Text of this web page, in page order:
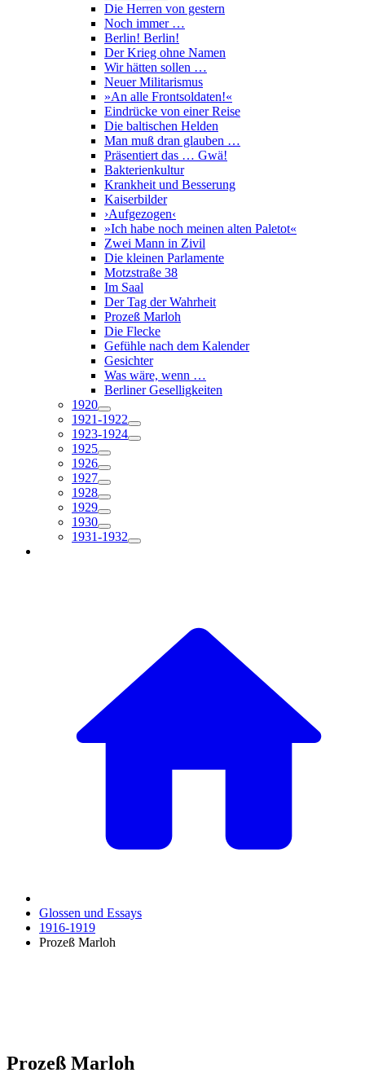
Die Herren von gestern
Noch immer …
Berlin! Berlin!
Der Krieg ohne Namen
Wir hätten sollen …
Neuer Militarismus
»An alle Frontsoldaten!«
Eindrücke von einer Reise
Die baltischen Helden
Man muß dran glauben …
Präsentiert das … Gwä!
Bakterienkultur
Krankheit und Besserung
Kaiserbilder
›Aufgezogen‹
»Ich habe noch meinen alten Paletot«
Zwei Mann in Zivil
Die kleinen Parlamente
Motzstraße 38
Im Saal
Der Tag der Wahrheit
Prozeß Marloh
Die Flecke
Gefühle nach dem Kalender
Gesichter
Was wäre, wenn …
Berliner Geselligkeiten
1920
1921-1922
1923-1924
1925
1926
1927
1928
1929
1930
1931-1932
Glossen und Essays
1916-1919
Prozeß Marloh
Prozeß Marloh